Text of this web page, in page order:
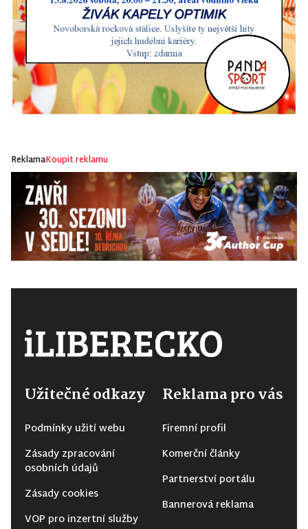
ReklamaKoupit reklamu
Užitečné odkazy
Podmínky užití webu
Zásady zpracování
osobních údajů
Zásady cookies
VOP pro inzertní služby
Reklama pro vás
Firemní profil
Komerční články
Partnerství portálu
Bannerová reklama